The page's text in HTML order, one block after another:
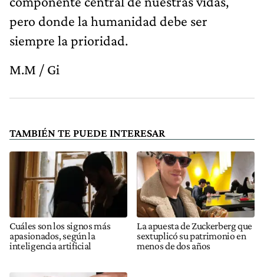
pero donde la humanidad debe ser
siempre la prioridad.
M.M / Gi
TAMBIÉN TE PUEDE INTERESAR
Cuáles son los signos más
apasionados, según la
inteligencia artificial
La apuesta de Zuckerberg que
sextuplicó su patrimonio en
menos de dos años